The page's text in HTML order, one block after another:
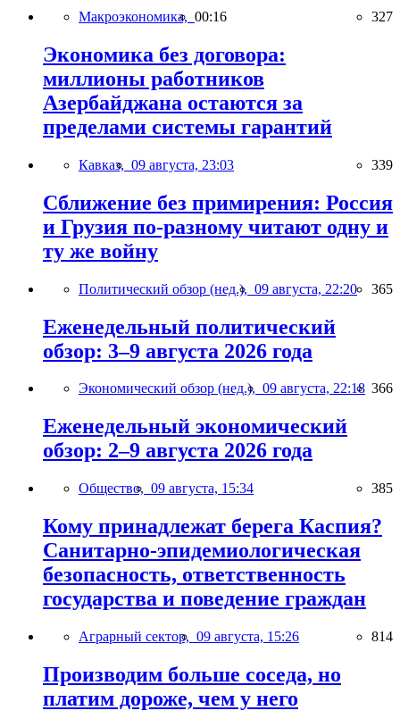
Макроэкономика, 00:16 327
Экономика без договора:
миллионы работников
Азербайджана остаются за
пределами системы гарантий
Кавказ, 09 августа, 23:03 339
Сближение без примирения: Россия
и Грузия по-разному читают одну и
ту же войну
Политический обзор (нед.), 09 августа, 22:20 365
Еженедельный политический
обзор: 3–9 августа 2026 года
Экономический обзор (нед.), 09 августа, 22:18 366
Еженедельный экономический
обзор: 2–9 августа 2026 года
Общество, 09 августа, 15:34 385
Кому принадлежат берега Каспия?
Санитарно-эпидемиологическая
безопасность, ответственность
государства и поведение граждан
Аграрный сектор, 09 августа, 15:26 814
Производим больше соседа, но
платим дороже, чем у него